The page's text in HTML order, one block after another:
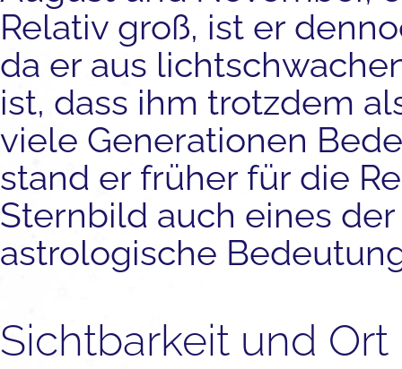
Relativ groß, ist er
da er aus
ist, dass ihm trotzdem
viele Generationen
stand er früher für die
Sternbild auch eines
astrologische
Sichtbarkeit und Ort